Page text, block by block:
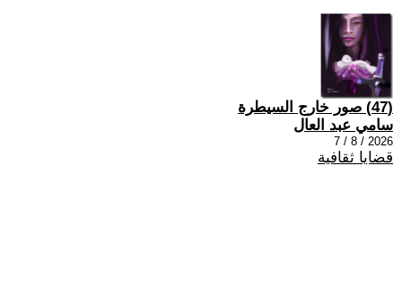
(47) صور خارج السيطرة
سامي عبد العال
2026 / 8 / 7
قضايا ثقافية